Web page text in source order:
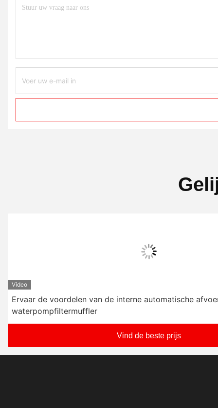
Video
Ervaar de voordelen van de interne automatische
waterpompfiltermuffler
Vind de beste prijs